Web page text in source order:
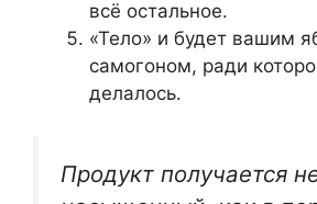
всё остальное.
«Тело» и будет вашим
самогоном, ради
делалось.
Продукт получается